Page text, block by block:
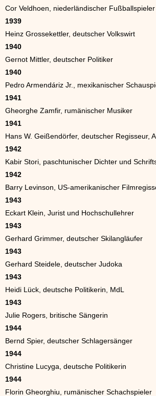
Cor Veldhoen, niederländischer Fußballspieler
1939
Heinz Grossekettler, deutscher Volkswirt
1940
Gernot Mittler, deutscher Politiker
1940
Pedro Armendáriz Jr., mexikanischer
1941
Gheorghe Zamfir, rumänischer Musiker
1941
Hans W. Geißendörfer, deutscher Regisseur,
1942
Kabir Stori, paschtunischer Dichter und
1942
Barry Levinson, US-amerikanischer
1943
Eckart Klein, Jurist und Hochschullehrer
1943
Gerhard Grimmer, deutscher Skilangläufer
1943
Gerhard Steidele, deutscher Judoka
1943
Heidi Lück, deutsche Politikerin, MdL
1943
Julie Rogers, britische Sängerin
1944
Bernd Spier, deutscher Schlagersänger
1944
Christine Lucyga, deutsche Politikerin
1944
Florin Gheorghiu, rumänischer Schachspieler